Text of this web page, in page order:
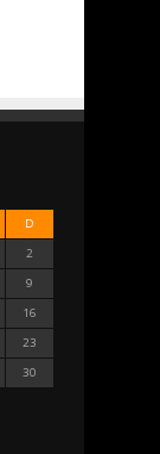
D
2
9
16
23
30